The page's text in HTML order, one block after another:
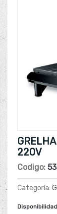
220V
Codigo:
Categoría: